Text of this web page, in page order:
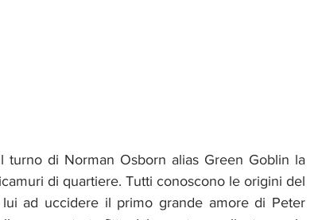
di quartiere. Tutti conoscono le origini del
ad uccidere il primo grande amore di Peter